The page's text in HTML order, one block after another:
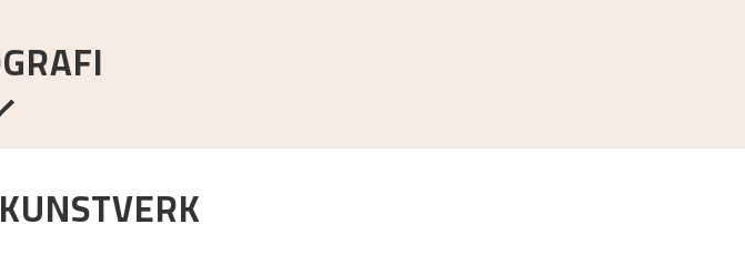
of Japanese woodcuts